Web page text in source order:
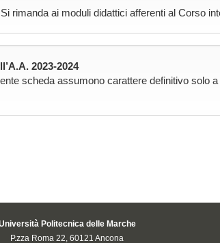
Si rimanda ai moduli didattici afferenti al Corso
2023-2024
scheda assumono carattere definitivo solo
Politecnica delle Marche
P.zza Roma 22, 60121 Ancona